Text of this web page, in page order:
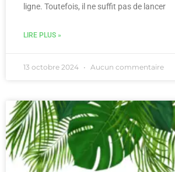
ligne. Toutefois, il ne suffit pas de lancer
LIRE PLUS »
13 octobre 2024 Aucun commentaire